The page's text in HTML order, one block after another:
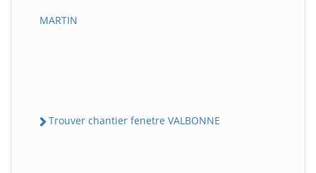
MARTIN
Trouver chantier fenetre VALBONNE